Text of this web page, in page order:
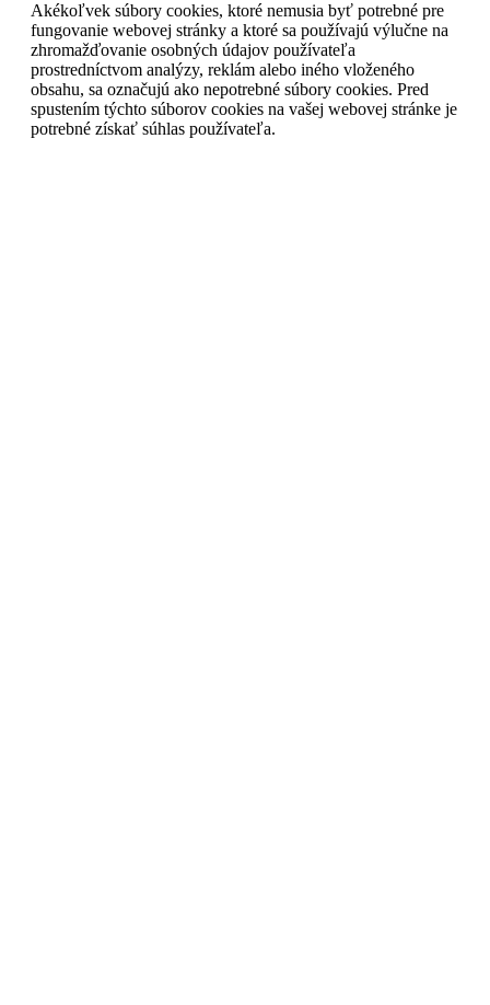
Akékoľvek súbory cookies, ktoré nemusia byť potrebné pre
fungovanie webovej stránky a ktoré sa používajú výlučne na
zhromažďovanie osobných údajov používateľa
prostredníctvom analýzy, reklám alebo iného vloženého
obsahu, sa označujú ako nepotrebné súbory cookies. Pred
spustením týchto súborov cookies na vašej webovej stránke je
potrebné získať súhlas používateľa.